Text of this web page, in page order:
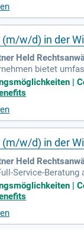
und
(m/w/d) in der
Held
bietet
Team von rund
Sicherheit und
|
(m/w/d) in der
Held
Service-
in
Aufgabe
Teams!
|